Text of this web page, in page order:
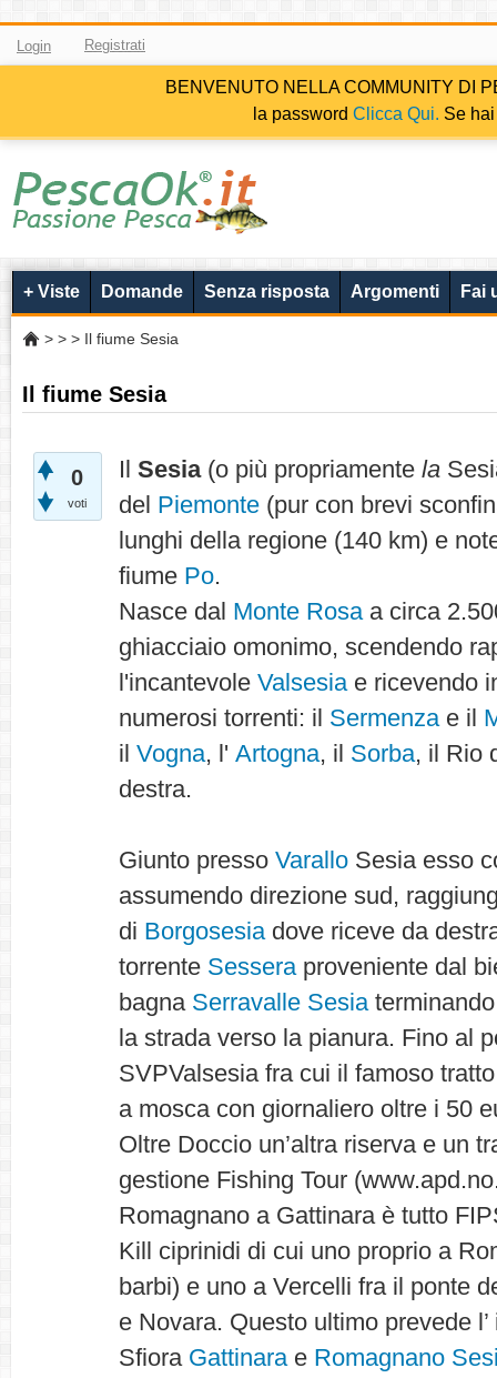
Login Registrati
BENVENUTO NELLA COMMUNITY DI
la password Clicca Qui. Se
+ Viste Domande Senza risposta Argomenti Fai
> > > Il fiume Sesia
Il fiume Sesia
0
voti
Il Sesia(o più propriamente la
del Piemonte (pur con brevi
lunghi della regione (140 km) e
fiume Po.
Nasce dal Monte Rosaa circa
ghiacciaio omonimo, scendendo
l'incantevole Valsesiae ricevendo
numerosi torrenti: il Sermenzae il
il Vogna, l' Artogna, il Sorba, il Rio
destra.
Giunto presso Varallo Sesia esso
assumendo direzione sud,
di Borgosesiadove riceve da
torrente Sesseraproveniente dal
bagna Serravalle Sesia
la strada verso la pianura. Fino al
SVPValsesia fra cui il famoso
a mosca con giornaliero oltre i 50
Oltre Doccio un’altra riserva e un
gestione Fishing Tour
Romagnano a Gattinara è tutto
Kill ciprinidi di cui uno proprio a
barbi) e uno a Vercelli fra il ponte
e Novara. Questo ultimo prevede
Sfiora Gattinarae Romagnano